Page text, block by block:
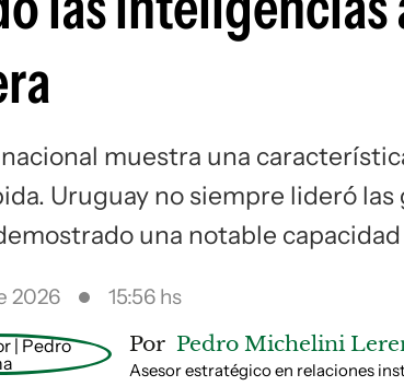
muestra una
Uruguay no siempre lideró
una notable
2026 15:56 hs
Por Pedro Michelini
Asesor estratégico en relaciones